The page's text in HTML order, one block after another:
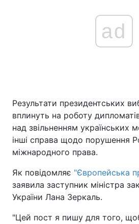
ad
Результати президентських
вплинуть на роботу
над звільненням українських
інші справа щодо порушення
міжнародного права.
Як повідомляє "Європейська
заявила заступник міністра
України Лана Зеркаль.
"Цей пост я пишу для того,